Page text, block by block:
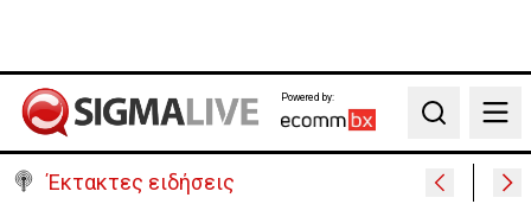
Powered by:
Search
Έκτακτες ειδήσεις